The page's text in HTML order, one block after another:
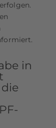
in